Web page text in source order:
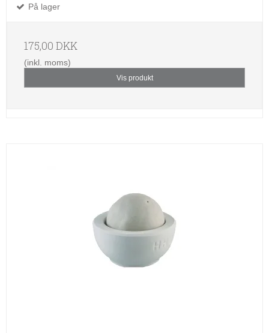
På lager
175,00 DKK
(inkl. moms)
Vis produkt